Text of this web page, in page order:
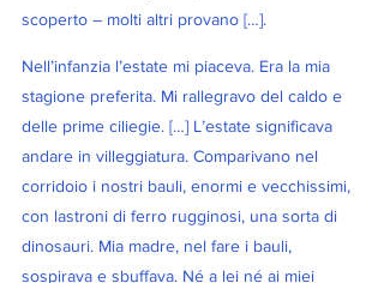
scoperto – molti altri provano […].
Nell’infanzia l’estate mi piaceva. Era la mia
stagione preferita. Mi rallegravo del caldo e
delle prime ciliegie. […] L’estate significava
andare in villeggiatura. Comparivano nel
corridoio i nostri bauli, enormi e vecchissimi,
con lastroni di ferro rugginosi, una sorta di
dinosauri. Mia madre, nel fare i bauli,
sospirava e sbuffava. Né a lei né ai miei